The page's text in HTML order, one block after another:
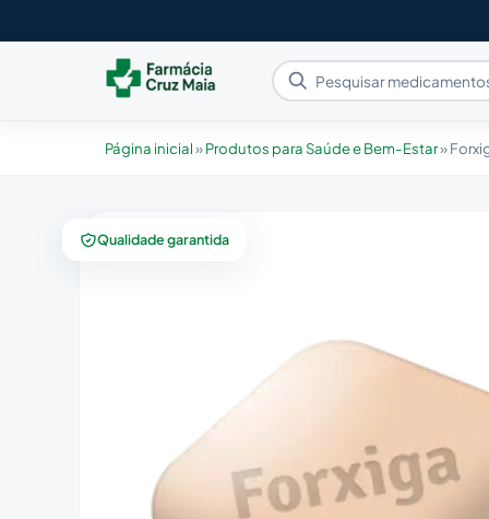
Página inicial»Produtos para Saúde e Bem-Estar»
Qualidade garantida